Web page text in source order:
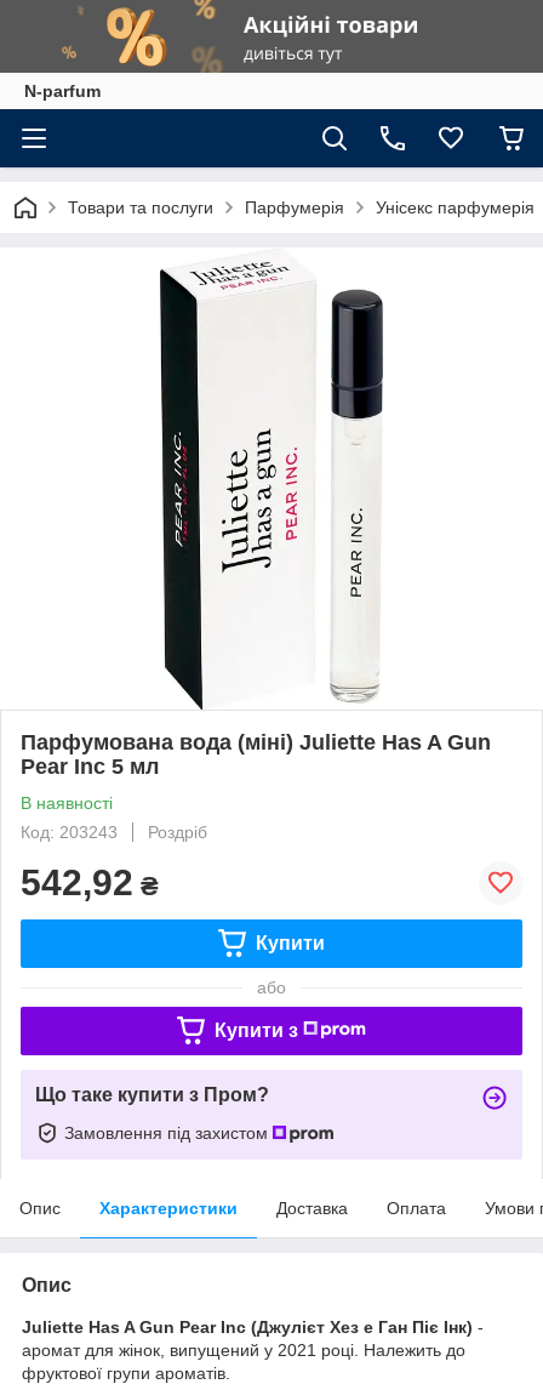
N-parfum
Товари та послуги Парфумерія Унісекс парфумерія
Парфумована вода (міні) Juliette Has A Gun
Pear Inc 5 мл
В наявності
Код: 203243
Роздріб
542,92 ₴
Купити
або
Купити з
Що таке купити з Пром?
Замовлення під захистом
Опис Характеристики Доставка Оплата Умови
Опис
Juliette Has A Gun Pear Inc (Джулієт Хез е Ган Піє Інк) -
аромат для жінок, випущений у 2021 році. Належить до
фруктової групи ароматів.